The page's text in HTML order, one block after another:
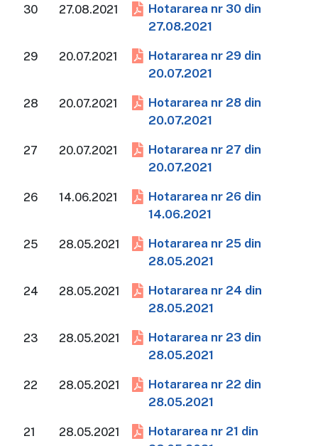
30 27.08.2021
Hotararea nr 30 din
27.08.2021
29 20.07.2021
Hotararea nr 29 din
20.07.2021
28 20.07.2021
Hotararea nr 28 din
20.07.2021
27 20.07.2021
Hotararea nr 27 din
20.07.2021
26 14.06.2021
Hotararea nr 26 din
14.06.2021
25 28.05.2021
Hotararea nr 25 din
28.05.2021
24 28.05.2021
Hotararea nr 24 din
28.05.2021
23 28.05.2021
Hotararea nr 23 din
28.05.2021
22 28.05.2021
Hotararea nr 22 din
28.05.2021
21 28.05.2021
Hotararea nr 21 din